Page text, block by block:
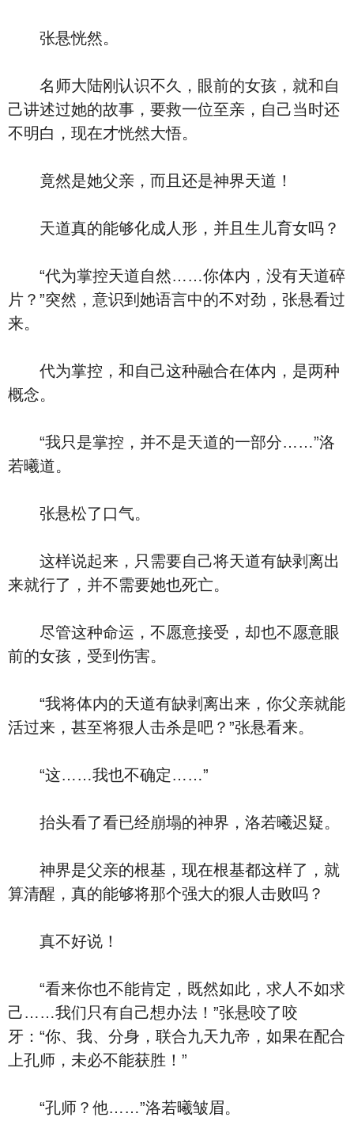
张悬恍然。
名师大陆刚认识不久，眼前的女孩，就和自
己讲述过她的故事，要救一位至亲，自己当时还
不明白，现在才恍然大悟。
竟然是她父亲，而且还是神界天道！
天道真的能够化成人形，并且生儿育女吗？
“代为掌控天道自然……你体内，没有天道碎
片？”突然，意识到她语言中的不对劲，张悬看过
来。
代为掌控，和自己这种融合在体内，是两种
概念。
“我只是掌控，并不是天道的一部分……”洛
若曦道。
张悬松了口气。
这样说起来，只需要自己将天道有缺剥离出
来就行了，并不需要她也死亡。
尽管这种命运，不愿意接受，却也不愿意眼
前的女孩，受到伤害。
“我将体内的天道有缺剥离出来，你父亲就能
活过来，甚至将狠人击杀是吧？”张悬看来。
“这……我也不确定……”
抬头看了看已经崩塌的神界，洛若曦迟疑。
神界是父亲的根基，现在根基都这样了，就
算清醒，真的能够将那个强大的狠人击败吗？
真不好说！
“看来你也不能肯定，既然如此，求人不如求
己……我们只有自己想办法！”张悬咬了咬
牙：“你、我、分身，联合九天九帝，如果在配合
上孔师，未必不能获胜！”
“孔师？他……”洛若曦皱眉。